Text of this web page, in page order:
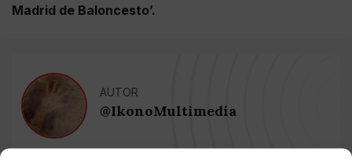
Madrid de Baloncesto’.
AUTOR
@IkonoMultimedia